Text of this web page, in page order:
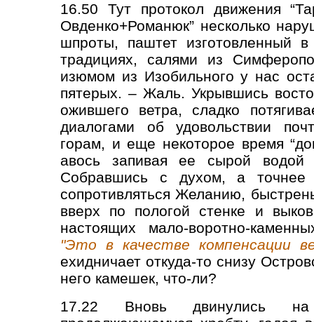
16.50 Тут протокол движения
Овденко+Романюк” несколько
шпроты, паштет изготовленный
традициях, салями из
изюмом из Изобильного у нас
пятерых. – Жаль. Укрывшись
ожившего ветра, сладко
диалогами об удовольствии
горам, и еще некоторое время
авось запивая ее сырой водой
Собравшись с духом, а точнее
сопротивляться Желанию,
вверх по пологой стенке и
настоящих мало-воротно-
"Это в качестве компенсации
ехидничает откуда-то снизу
него камешек, что-ли?
17.22 Вновь двинулись